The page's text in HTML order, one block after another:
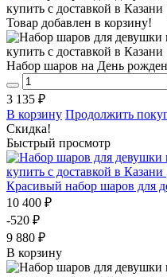
Товар добавлен в корзину!
Набор шаров на День
3 135 ₽
В корзину Продолжить
Скидка!
Быстрый просмотр
Красивый набор шаров для
10 400 ₽
-520 ₽
9 880 ₽
В корзину